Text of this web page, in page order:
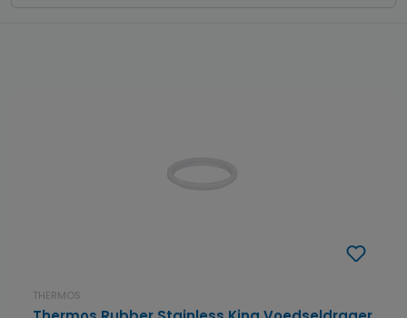
THERMOS